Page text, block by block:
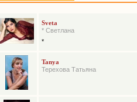
Sveta
* Светлана
*
Tanya
Терехова Татьяна